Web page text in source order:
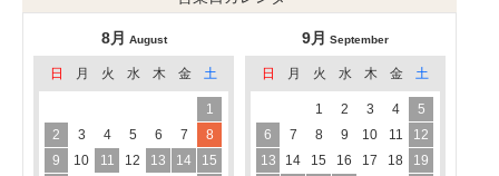
8月 August
日 月 火 水 木 金 土
1
2
3 4 5 6 7
8
9
10 11 12 13 14 15
9月 September
日 月 火 水 木 金 土
1 2 3 4
5
6
7 8 9 10 11
12
13
14 15 16 17 18 19